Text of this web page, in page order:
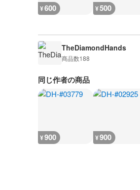
¥600 ¥500
TheDiamondHands
商品数188
同じ作者の商品
¥900 ¥900